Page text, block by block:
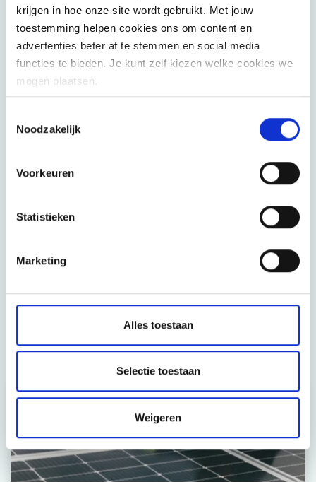
krijgen in hoe onze site wordt gebruikt. Met jouw
toestemming helpen cookies ons om content en
advertenties beter af te stemmen en social media
functies te bieden. Je kunt zelf kiezen welke cookies we
mogen plaatsen.
Noodzakelijk
Voorkeuren
Statistieken
Marketing
Alles toestaan
Selectie toestaan
Weigeren
Contacteer ons
Wij helpen je om de meest dringende business
aanpak. Onze consultants richten zich op impact en
Related articles
Strategie & Bedrijfsmodellen